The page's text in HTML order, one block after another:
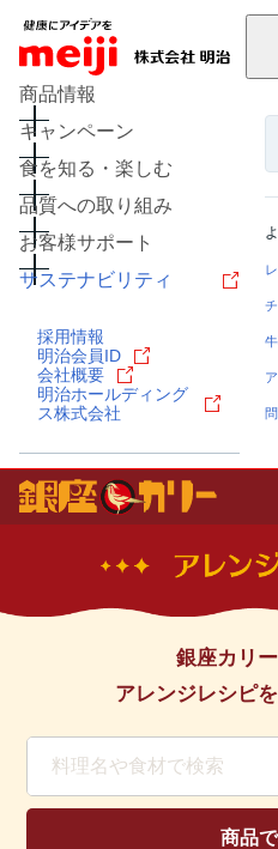
商品情報
キャンペーン
食を知る・楽しむ
品質への取り組み
お客様サポート
サステナビリティ
採用情報
明治会員ID
会社概要
明治ホールディング
ス株式会社
銀座カリ
アレンジレシピ
商品